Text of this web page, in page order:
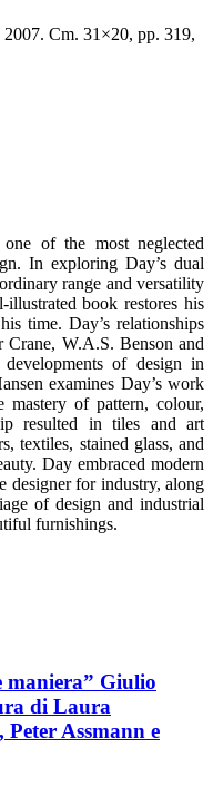
Cm. 31×20, pp. 319,
of the most neglected
In exploring Day’s dual
range and versatility
book restores his
time. Day’s relationships
W.A.S. Benson and
of design in
examines Day’s work
mastery of pattern, colour,
resulted in tiles and art
textiles, stained glass, and
Day embraced modern
designer for industry, along
of design and industrial
furnishings.
maniera” Giulio
di Laura
Assmann e